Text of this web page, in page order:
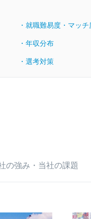
・就職難易度・マッチ
・年収分布
・選考対策
の強み・当社の課題